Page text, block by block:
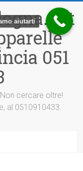
051
cercare oltre!
al 0510910433.
aiutarti